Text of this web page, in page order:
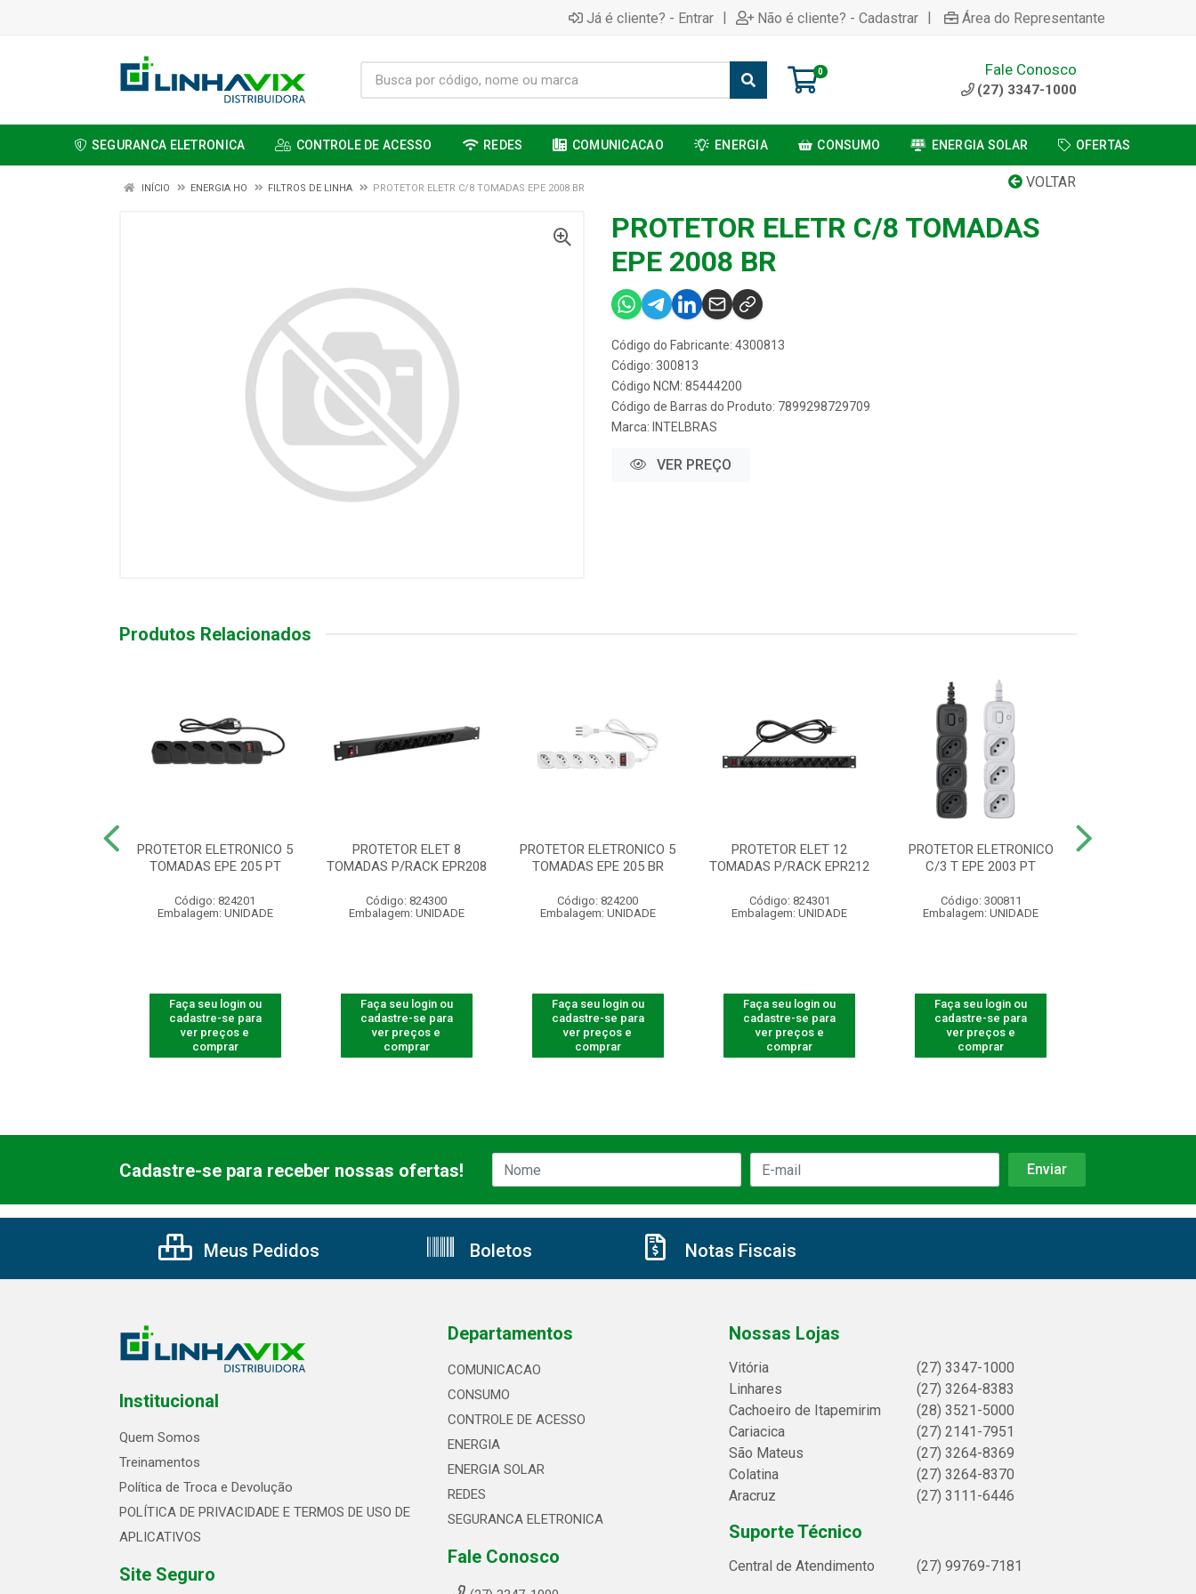
Já é cliente? - Entrar | Não é cliente? - Cadastrar | Área do Representante
0 Fale Conosco
(27) 3347-1000
SEGURANCA ELETRONICA CONTROLE DE ACESSO REDES COMUNICACAO ENERGIA CONSUMO ENERGIA SOLAR OFERTAS
VOLTAR
INÍCIO ENERGIA HO FILTROS DE LINHA PROTETOR ELETR C/8 TOMADAS EPE 2008 BR
PROTETOR ELETR C/8 TOMADAS
EPE 2008 BR
Código do Fabricante: 4300813
Código: 300813
Código NCM: 85444200
Código de Barras do Produto: 7899298729709
Marca: INTELBRAS
VER PREÇO
Produtos Relacionados
PROTETOR ELETRONICO 5
TOMADAS EPE 205 PT
Código: 824201
Embalagem: UNIDADE
Faça seu login ou
cadastre-se para
ver preços e
comprar
PROTETOR ELET 8
TOMADAS P/RACK EPR208
Código: 824300
Embalagem: UNIDADE
Faça seu login ou
cadastre-se para
ver preços e
comprar
PROTETOR ELETRONICO 5
TOMADAS EPE 205 BR
Código: 824200
Embalagem: UNIDADE
Faça seu login ou
cadastre-se para
ver preços e
comprar
PROTETOR ELET 12
TOMADAS P/RACK EPR212
Código: 824301
Embalagem: UNIDADE
Faça seu login ou
cadastre-se para
ver preços e
comprar
PROTETOR ELETRONICO
C/3 T EPE 2003 PT
Código: 300811
Embalagem: UNIDADE
Faça seu login ou
cadastre-se para
ver preços e
comprar
Cadastre-se para receber nossas ofertas!
Meus Pedidos Boletos Notas Fiscais
Institucional
Quem Somos
Treinamentos
Política de Troca e Devolução
POLÍTICA DE PRIVACIDADE E TERMOS DE USO DE
APLICATIVOS
Site Seguro
Departamentos
COMUNICACAO
CONSUMO
CONTROLE DE ACESSO
ENERGIA
ENERGIA SOLAR
REDES
SEGURANCA ELETRONICA
Fale Conosco
Nossas Lojas
Vitória
(27) 3347-1000
Linhares
(27) 3264-8383
Cachoeiro de Itapemirim
(28) 3521-5000
Cariacica
(27) 2141-7951
São Mateus
(27) 3264-8369
Colatina
(27) 3264-8370
Aracruz
(27) 3111-6446
Suporte Técnico
Central de Atendimento (27) 99769-7181